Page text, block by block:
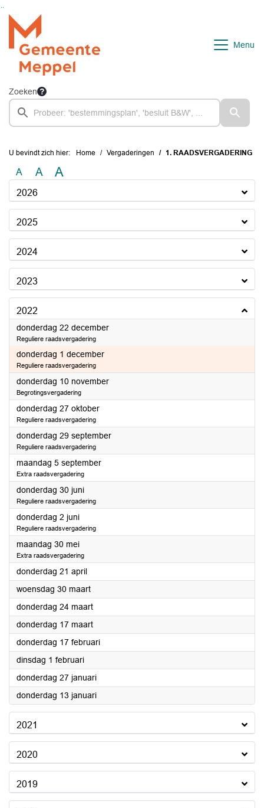
Ga naar de inhoud van deze pagina
Ga naar het zoeken
Ga naar het menu
Menu
Zoeken
U bevindt zich hier: Home Vergaderingen 1. RAADSVERGADERING
A A A
2026
2025
2024
2023
2022
donderdag 22 december2022
Reguliere raadsvergadering
donderdag 1 december2022
Reguliere raadsvergadering
donderdag 10 november2022
Begrotingsvergadering
donderdag 27 oktober2022
Reguliere raadsvergadering
donderdag 29 september2022
Reguliere raadsvergadering
maandag 5 september2022
Extra raadsvergadering
donderdag 30 juni2022
Reguliere raadsvergadering
donderdag 2 juni2022
Reguliere raadsvergadering
maandag 30 mei2022
Extra raadsvergadering
donderdag 21 april2022
woensdag 30 maart2022
donderdag 24 maart2022
donderdag 17 maart2022
donderdag 17 februari2022
dinsdag 1 februari2022
donderdag 27 januari2022
donderdag 13 januari2022
2021
2020
2019